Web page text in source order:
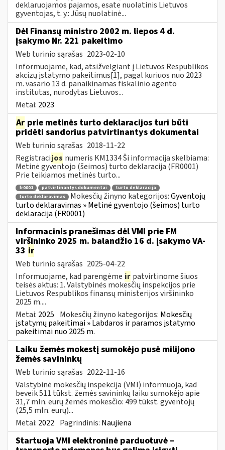
deklaruojamos pajamos, esate nuolatinis Lietuvos
gyventojas, t. y.: Jūsų nuolatinė...
Dėl Finansų ministro 2002 m. liepos 4 d.
įsakymo Nr. 221 pakeitimo
Web turinio sąrašas 2023-02-10
Informuojame, kad, atsižvelgiant į Lietuvos Respublikos
akcizų įstatymo pakeitimus[1], pagal kuriuos nuo 2023
m. vasario 13 d. panaikinamas fiskalinio agento
institutas, nurodytas Lietuvos...
Metai: 2023
Ar prie metinės turto deklaracijos turi būti
pridėti sandorius patvirtinantys dokumentai
Web turinio sąrašas 2018-11-22
Registracijos numeris KM1334 Ši informacija skelbiama:
Metinė gyventojo (šeimos) turto deklaracija (FR0001)
Prie teikiamos metinės turto...
fr0001 patvirtinantys dokumentai
turto deklaracija
turto deklaravimas
Mokesčių žinyno kategorijos:Gyventojų
turto deklaravimas » Metinė gyventojo (šeimos) turto
deklaracija (FR0001)
Informacinis pranešimas dėl VMI prie FM
viršininko 2025 m. balandžio 16 d. įsakymo VA-
33 ir
Web turinio sąrašas 2025-04-22
Informuojame, kad parengėme ir patvirtinome šiuos
teisės aktus: 1. Valstybinės mokesčių inspekcijos prie
Lietuvos Respublikos finansų ministerijos viršininko
2025 m....
Metai: 2025 Mokesčių žinyno kategorijos: Mokesčių
įstatymų pakeitimai » Labdaros ir paramos įstatymo
pakeitimai nuo 2025 m.
Laiku žemės mokestį sumokėjo pusė milijono
žemės savininkų
Web turinio sąrašas 2022-11-16
Valstybinė mokesčių inspekcija (VMI) informuoja, kad
beveik 511 tūkst. žemės savininkų laiku sumokėjo apie
31,7 mln. eurų žemės mokesčio: 499 tūkst. gyventojų
(25,5 mln. eurų)...
Metai: 2022 Pagrindinis: Naujiena
Startuoja VMI elektroninė parduotuvė –